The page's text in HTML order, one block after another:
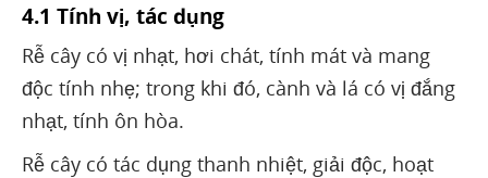
4.1 Tính vị, tác dụng
Rễ cây có vị nhạt, hơi chát, tính mát và mang
độc tính nhẹ; trong khi đó, cành và lá có vị đắng
nhạt, tính ôn hòa.
Rễ cây có tác dụng thanh nhiệt, giải độc, hoạt